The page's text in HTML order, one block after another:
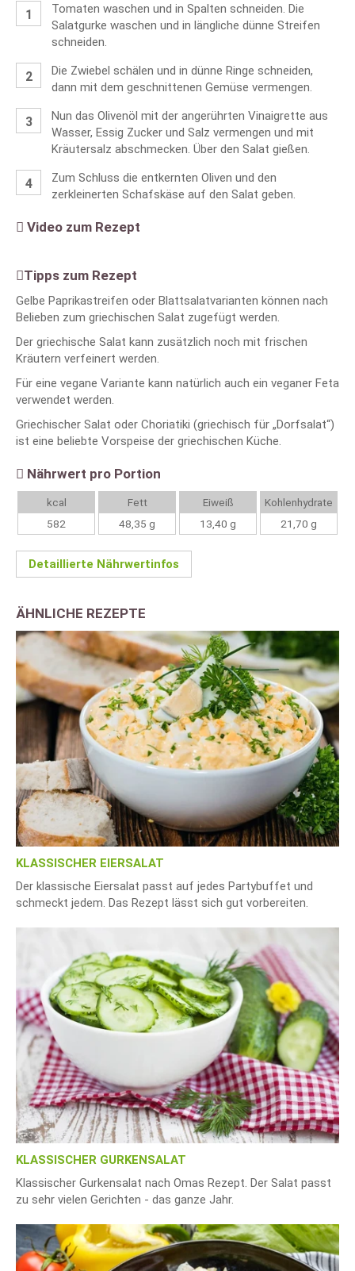
Tomaten waschen und in Spalten schneiden. Die
Salatgurke waschen und in längliche dünne Streifen
schneiden.
Die Zwiebel schälen und in dünne Ringe schneiden,
dann mit dem geschnittenen Gemüse vermengen.
Nun das Olivenöl mit der angerührten Vinaigrette aus
Wasser, Essig Zucker und Salz vermengen und mit
Kräutersalz abschmecken. Über den Salat gießen.
Zum Schluss die entkernten Oliven und den
zerkleinerten Schafskäse auf den Salat geben.
Video zum Rezept
Tipps zum Rezept
Gelbe Paprikastreifen oder Blattsalatvarianten können nach
Belieben zum griechischen Salat zugefügt werden.
Der griechische Salat kann zusätzlich noch mit frischen
Kräutern verfeinert werden.
Für eine vegane Variante kann natürlich auch ein veganer Feta
verwendet werden.
Griechischer Salat oder Choriatiki (griechisch für „Dorfsalat“)
ist eine beliebte Vorspeise der griechischen Küche.
Nährwert pro Portion
kcal
582
Fett
48,35 g
Eiweiß
13,40 g
Kohlenhydrate
21,70 g
Detaillierte Nährwertinfos
ÄHNLICHE REZEPTE
KLASSISCHER EIERSALAT
Der klassische Eiersalat passt auf jedes Partybuffet und
schmeckt jedem. Das Rezept lässt sich gut vorbereiten.
KLASSISCHER GURKENSALAT
Klassischer Gurkensalat nach Omas Rezept. Der Salat passt
zu sehr vielen Gerichten - das ganze Jahr.